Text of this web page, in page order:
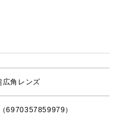
角レンズ
6970357859979）